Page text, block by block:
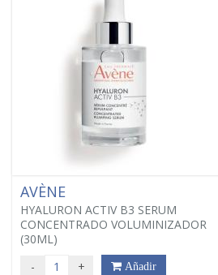
AVÈNE
HYALURON ACTIV B3 SERUM
CONCENTRADO VOLUMINIZADOR
(30ML)
- + Añadir